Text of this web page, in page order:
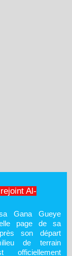
Al-
Gana Gueye
page de sa
son départ
de terrain
officiellement